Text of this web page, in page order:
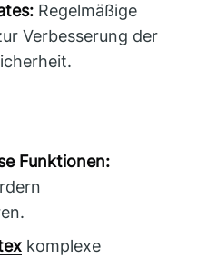
Regelmäßige
Verbesserung der
Funktionen:
komplexe